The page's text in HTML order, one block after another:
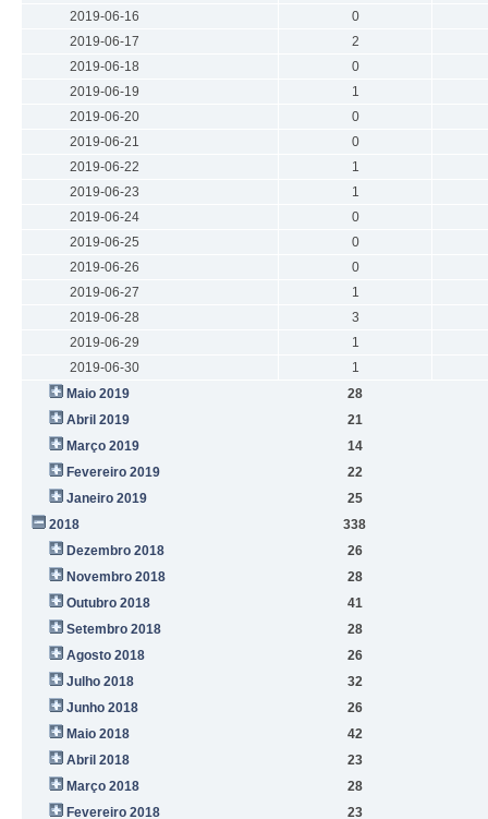
2019-06-16
0
2019-06-17
2
2019-06-18
0
2019-06-19
1
2019-06-20
0
2019-06-21
0
2019-06-22
1
2019-06-23
1
2019-06-24
0
2019-06-25
0
2019-06-26
0
2019-06-27
1
2019-06-28
3
2019-06-29
1
2019-06-30
1
Maio 2019
28
Abril 2019
21
Março 2019
14
Fevereiro 2019
22
Janeiro 2019
25
2018
338
Dezembro 2018
26
Novembro 2018
28
Outubro 2018
41
Setembro 2018
28
Agosto 2018
26
Julho 2018
32
Junho 2018
26
Maio 2018
42
Abril 2018
23
Março 2018
28
Fevereiro 2018
23